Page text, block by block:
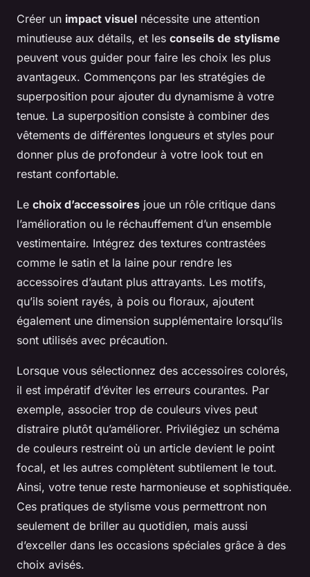
Créer un impact visuel nécessite une attention
minutieuse aux détails, et les conseils de stylisme
peuvent vous guider pour faire les choix les plus
avantageux. Commençons par les stratégies de
superposition pour ajouter du dynamisme à votre
tenue. La superposition consiste à combiner des
vêtements de différentes longueurs et styles pour
donner plus de profondeur à votre look tout en
restant confortable.
Le choix d’accessoires joue un rôle critique dans
l’amélioration ou le réchauffement d’un ensemble
vestimentaire. Intégrez des textures contrastées
comme le satin et la laine pour rendre les
accessoires d’autant plus attrayants. Les motifs,
qu’ils soient rayés, à pois ou floraux, ajoutent
également une dimension supplémentaire lorsqu’ils
sont utilisés avec précaution.
Lorsque vous sélectionnez des accessoires colorés,
il est impératif d’éviter les erreurs courantes. Par
exemple, associer trop de couleurs vives peut
distraire plutôt qu’améliorer. Privilégiez un schéma
de couleurs restreint où un article devient le point
focal, et les autres complètent subtilement le tout.
Ainsi, votre tenue reste harmonieuse et sophistiquée.
Ces pratiques de stylisme vous permettront non
seulement de briller au quotidien, mais aussi
d’exceller dans les occasions spéciales grâce à des
choix avisés.